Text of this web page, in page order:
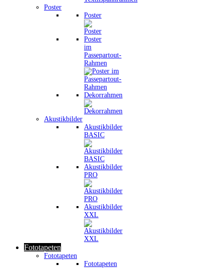
Poster
Poster
Poster
im
Passepartout-
Rahmen
Dekorrahmen
Akustikbilder
Akustikbilder
BASIC
Akustikbilder
PRO
Akustikbilder
XXL
Fototapeten
Fototapeten
Fototapeten